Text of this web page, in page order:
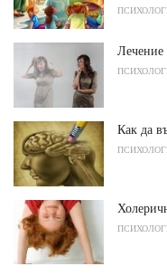
Как да